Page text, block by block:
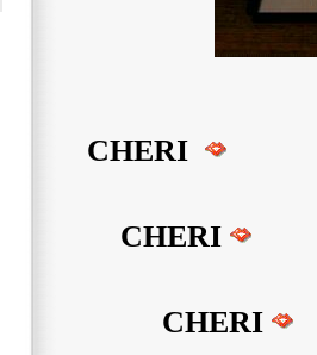
CHERI
CHERI
CHERI